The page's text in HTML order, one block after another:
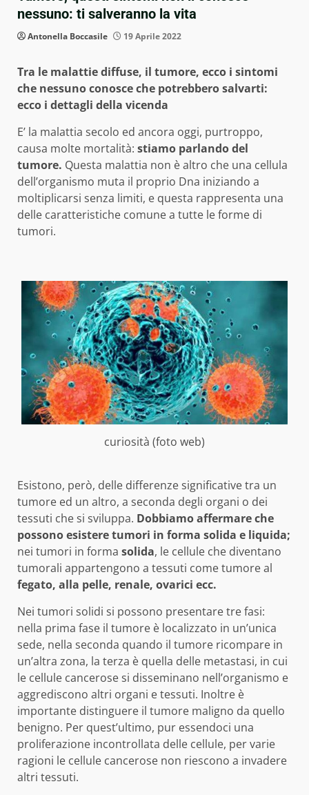
nessuno: ti salveranno la vita
Antonella Boccasile 19 Aprile 2022
Tra le malattie diffuse, il tumore, ecco i sintomi
che nessuno conosce che potrebbero salvarti:
ecco i dettagli della vicenda
E’ la malattia secolo ed ancora oggi, purtroppo,
causa molte mortalità: stiamo parlando del
tumore. Questa malattia non è altro che una cellula
dell’organismo muta il proprio Dna iniziando a
moltiplicarsi senza limiti, e questa rappresenta una
delle caratteristiche comune a tutte le forme di
tumori.
curiosità (foto web)
Esistono, però, delle differenze significative tra un
tumore ed un altro, a seconda degli organi o dei
tessuti che si sviluppa. Dobbiamo affermare che
possono esistere tumori in forma solida e liquida;
nei tumori in forma solida, le cellule che diventano
tumorali appartengono a tessuti come tumore al
fegato, alla pelle, renale, ovarici ecc.
Nei tumori solidi si possono presentare tre fasi:
nella prima fase il tumore è localizzato in un’unica
sede, nella seconda quando il tumore ricompare in
un’altra zona, la terza è quella delle metastasi, in cui
le cellule cancerose si disseminano nell’organismo e
aggrediscono altri organi e tessuti. Inoltre è
importante distinguere il tumore maligno da quello
benigno. Per quest’ultimo, pur essendoci una
proliferazione incontrollata delle cellule, per varie
ragioni le cellule cancerose non riescono a invadere
altri tessuti.